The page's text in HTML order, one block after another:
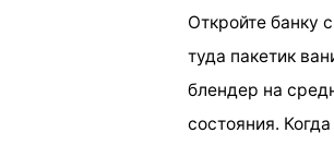
Откройте банку
туда пакетик
блендер на
состояния.